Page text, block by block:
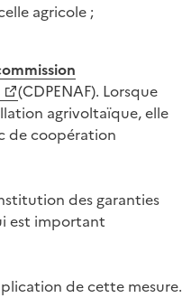
agricole ;
(CDPENAF). Lorsque
agrivoltaïque, elle
de coopération
des garanties
est important
de cette mesure.